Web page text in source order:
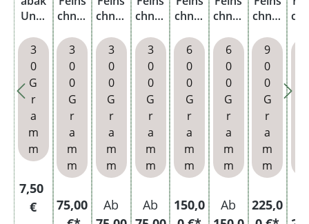
Unpl
d Red
Pouc
h
3
0
G
r
a
m
m
Regulärer Preis:
7,50
€
chnitt
Red
Pouc
h
3
0
0
G
r
a
m
m
75,00
chnitt
Red
Pouc
h mit
Feuer
zeug
3
0
0
G
r
a
m
m
Ab
chnitt
Red
Pouc
h mit
Gizeh
Slim
Filter
3
0
0
G
r
a
m
m
Ab
chnitt
Red
Pouc
h
6
0
0
G
r
a
m
m
150,0
chnitt
Red
Pouc
h mit
Gizeh
Blättc
hen
6
0
0
G
r
a
m
m
Ab
chnitt
Red
Pouc
h
9
0
0
G
r
a
m
m
225,0